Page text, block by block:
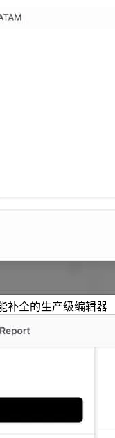
补全的生产级编辑器